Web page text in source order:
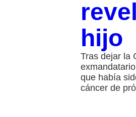
hijo
Tras dejar la
que había
cáncer de